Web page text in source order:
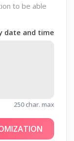
to be able
date and time
250 char. max